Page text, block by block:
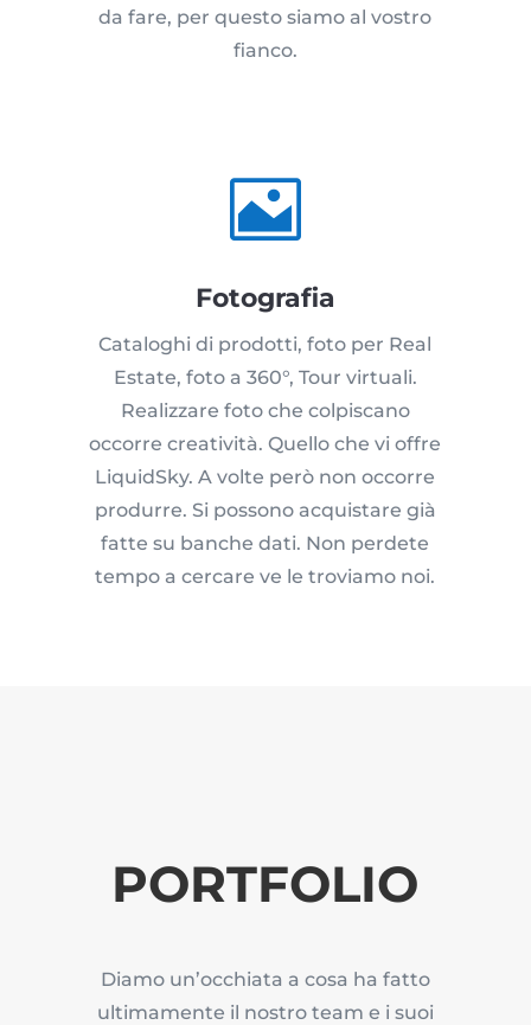
da fare, per questo siamo al vostro
fianco.

Fotografia
Cataloghi di prodotti, foto per Real
Estate, foto a 360°, Tour virtuali.
Realizzare foto che colpiscano
occorre creatività. Quello che vi offre
LiquidSky. A volte però non occorre
produrre. Si possono acquistare già
fatte su banche dati. Non perdete
tempo a cercare ve le troviamo noi.
PORTFOLIO
Diamo un’occhiata a cosa ha fatto
ultimamente il nostro team e i suoi